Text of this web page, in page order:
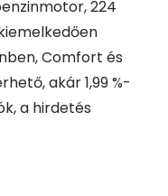
224
Comfort és
akár 1,99 %-
a hirdetés